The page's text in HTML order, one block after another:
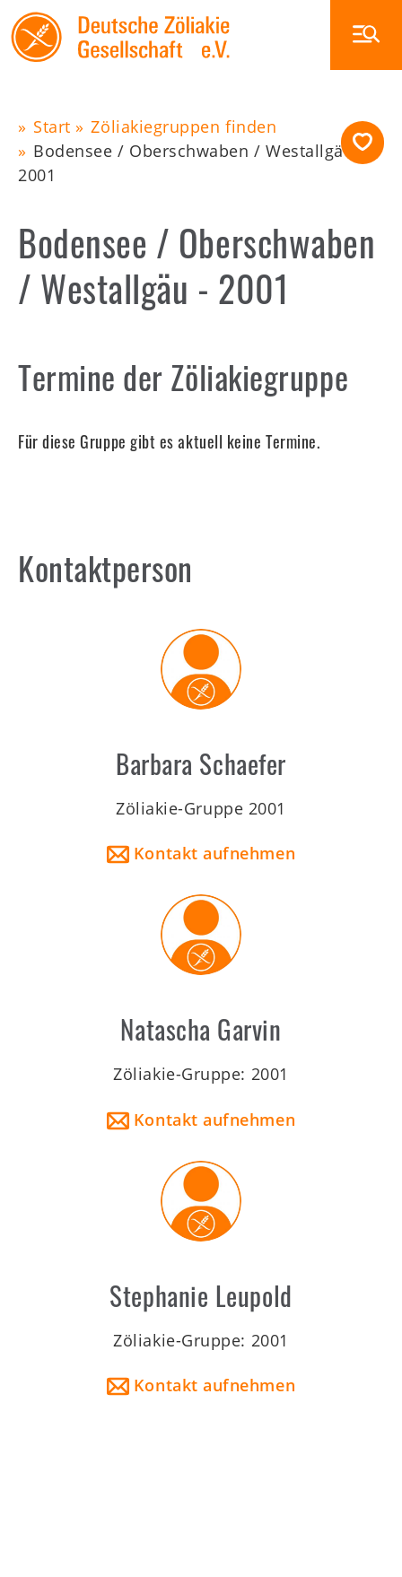
Skip
to
main
Main
navigation
Zöliakie
Glutenfrei außer Haus
Veranstaltungen
Die DZG
Shop
Kids
Pfadnavigation
Start
Zöliakiegruppen finden
Bodensee / Oberschwaben / Westallgäu -
2001
Bodensee / Oberschwaben
/ Westallgäu - 2001
Termine der Zöliakiegruppe
Für diese Gruppe gibt es aktuell keine Termine.
Kontaktperson
Barbara Schaefer
Zöliakie-Gruppe 2001
Kontakt aufnehmen
Natascha Garvin
Zöliakie-Gruppe: 2001
Kontakt aufnehmen
Stephanie Leupold
Zöliakie-Gruppe: 2001
Kontakt aufnehmen